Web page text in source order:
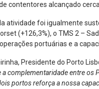
contentores alcançado
atividade foi igualmente
(+126,3%), o TMS 2 –
portuárias e a
Presidente do Porto
complementaridade entre os
portos reforça a nossa